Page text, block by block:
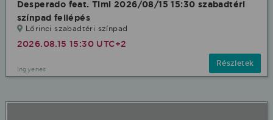
Desperado feat. Timi 2026/08/15 15:30 szabadtéri
színpad fellépés
Lőrinci szabadtéri színpad
2026.08.15 15:30 UTC+2
Ingyenes
Részletek